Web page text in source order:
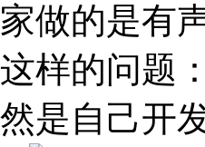
家做的是有
这样的问题：
然是自己开